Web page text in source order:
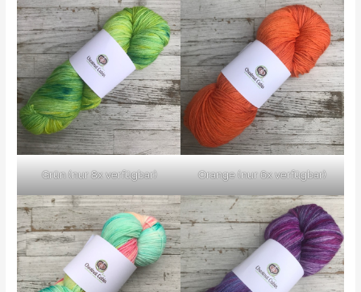
Grün (nur 8x verfügbar) Orange (nur 6x verfügbar)